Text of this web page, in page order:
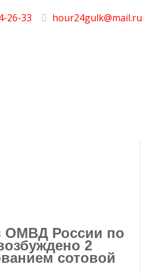
26-33 hour24gulk@mail.ru
ОМВД России по
2
сотовой